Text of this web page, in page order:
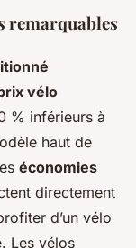
remarquables
vélo
% inférieurs à
haut de
économies
directement
d’un vélo
Les vélos